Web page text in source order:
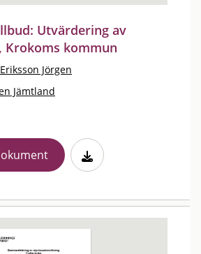
Utvärdering av
Krokoms kommun
Eriksson Jörgen
Jämtland